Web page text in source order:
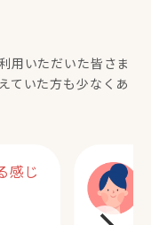
用いただいた皆さま
ていた方も少なくあ
感じ